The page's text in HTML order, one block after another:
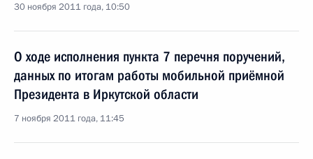
30 ноября 2011 года, 10:50
О ходе исполнения пункта 7 перечня поручений,
данных по итогам работы мобильной приёмной
Президента в Иркутской области
7 ноября 2011 года, 11:45